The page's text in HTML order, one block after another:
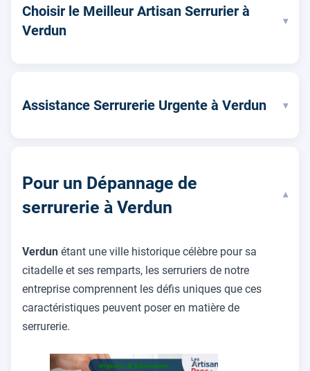
Choisir le Meilleur Artisan Serrurier à
Verdun
▾
Assistance Serrurerie Urgente à Verdun ▾
Pour un Dépannage de
serrurerie à Verdun
▾
Verdun étant une ville historique célèbre pour sa
citadelle et ses remparts, les serruriers de notre
entreprise comprennent les défis uniques que ces
caractéristiques peuvent poser en matière de
serrurerie.